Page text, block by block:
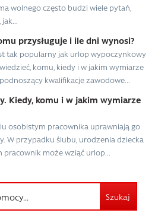
wolnego często budzi wiele pytań,
przysługuje i ile dni wynosi?
tak popularny jak urlop wypoczynkowy
komu, kiedy i w jakim wymiarze
kwalifikacje zawodowe...
Kiedy, komu i w jakim wymiarze
osobistym pracownika uprawniają go
W przypadku ślubu, urodzenia dziecka
może wziąć urlop...
Szukaj